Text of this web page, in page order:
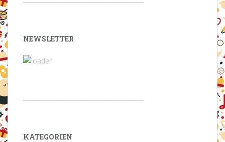
NEWSLETTER
KATEGORIEN